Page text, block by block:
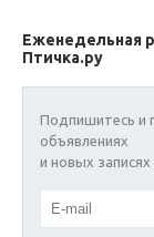
Еженедельная
Птичка.ру
Подпишитесь и
объявлениях
и новых записях